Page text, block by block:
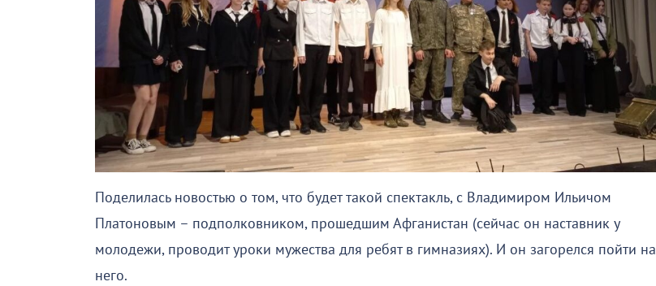
Поделилась новостью о том, что будет такой спектакль, с Владимиром Ильичом
Платоновым – подполковником, прошедшим Афганистан (сейчас он наставник у
молодежи, проводит уроки мужества для ребят в гимназиях). И он загорелся пойти на
него.